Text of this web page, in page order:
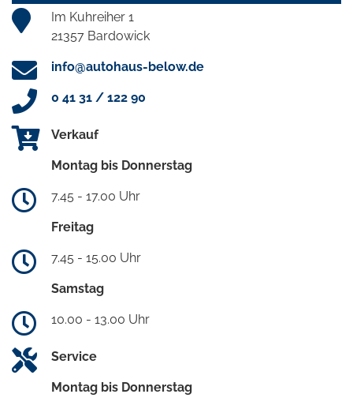
Im Kuhreiher 1
21357 Bardowick
info@autohaus-below.de
0 41 31 / 122 90
Verkauf
Montag bis Donnerstag
7.45 - 17.00 Uhr
Freitag
7.45 - 15.00 Uhr
Samstag
10.00 - 13.00 Uhr
Service
Montag bis Donnerstag